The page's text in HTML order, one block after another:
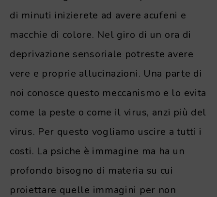
di minuti inizierete ad avere acufeni e
macchie di colore. Nel giro di un ora di
deprivazione sensoriale potreste avere
vere e proprie allucinazioni. Una parte di
noi conosce questo meccanismo e lo evita
come la peste o come il virus, anzi più del
virus. Per questo vogliamo uscire a tutti i
costi. La psiche è immagine ma ha un
profondo bisogno di materia su cui
proiettare quelle immagini per non